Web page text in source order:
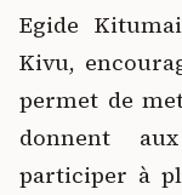
Egide
Kivu,
permet de
donnent
participer à